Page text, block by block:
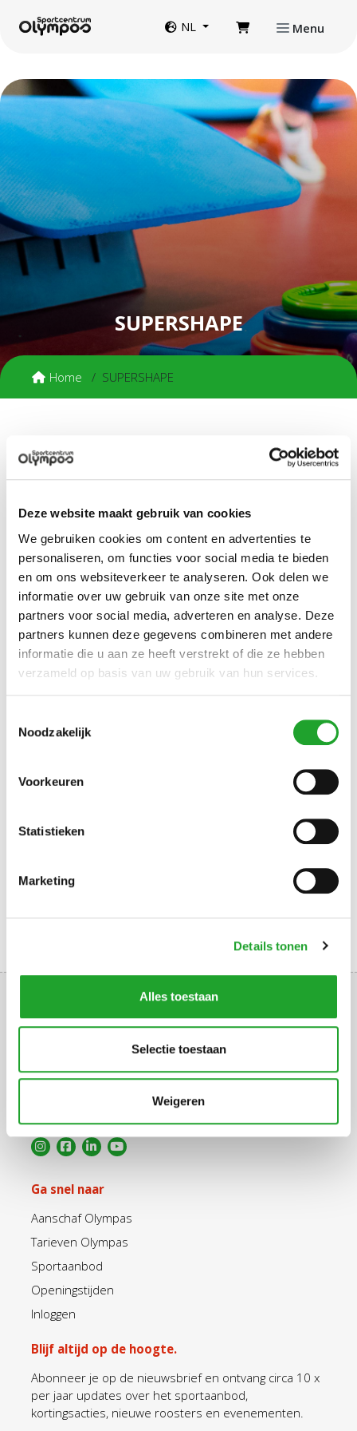
Deze website maakt gebruik van cookies
We gebruiken cookies om content en advertenties te
personaliseren, om functies voor social media te bieden
en om ons websiteverkeer te analyseren. Ook delen we
informatie over uw gebruik van onze site met onze
partners voor social media, adverteren en analyse. Deze
partners kunnen deze gegevens combineren met andere
informatie die u aan ze heeft verstrekt of die ze hebben
verzameld op basis van uw gebruik van hun services.
Noodzakelijk
Voorkeuren
Statistieken
Marketing
Details tonen
Alles toestaan
Selectie toestaan
Weigeren
NL Menu
SUPERSHAPE
Home SUPERSHAPE
Supershape is een total body workout waarbij conditie,
vetverbranding en krachttraining centraal staan. Op een vlot
high impact-niveau komt alles aan bod. We maken gebruik
jouw fitnessniveau. Er zijn opties om wat rustiger aan te
doen, of juist all the way!
In het eerste deel van de les ligt de focus op cardio, met
oefeningen op de step, met XCO’s of op de vloer. Daarna
komen spierversterkende oefeningen aan bod voor zowel
boven- als onderlichaam. We sluiten af met buikspieren op
de mat en een heerlijke cooling-down. En dat allemaal op
vette beats!
Mee te nemen
Reserveer via Mijn Olympos
DIRECT NAAR
Uppsalalaan 3, 3584 CT Utrecht
Ga snel naar
Aanschaf Olympas
Tarieven Olympas
Sportaanbod
Openingstijden
Inloggen
Blijf altijd op de hoogte.
Abonneer je op de nieuwsbrief en ontvang circa 10 x
per jaar updates over het sportaanbod,
kortingsacties, nieuwe roosters en evenementen.